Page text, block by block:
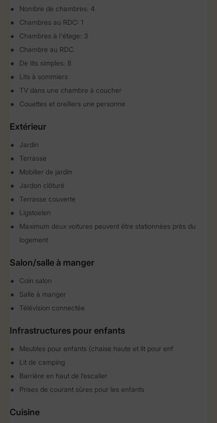
Nombre de chambres: 4
Chambres au RDC: 1
Chambres à l'étage: 3
Chambre au RDC
De lits simples: 8
Lits à sommiers
TV dans une chambre à coucher
Couettes et oreillers une personne
Extérieur
Jardin
Terrasse
Mobilier de jardin
Jardon clôturé
Terrasse couverte
Ligstoelen
Maximum deux voitures peuvent être stationnées près du
logement
Salon/salle à manger
Coin salon
Salle à manger
Télévision connectée
Infrastructures pour enfants
Meubles pour enfants (chaise haute et lit pour enf
Lit de camping
Barrière en haut de l’escalier
Prises de courant sûres pour les enfants
Cuisine